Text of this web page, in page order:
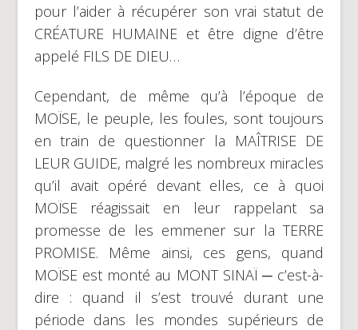
pour l’aider à récupérer son vrai statut de
CRÉATURE HUMAINE et être digne d’être
appelé FILS DE DIEU…
Cependant, de même qu’à l’époque de
MOÏSE, le peuple, les foules, sont toujours
en train de questionner la MAÎTRISE DE
LEUR GUIDE, malgré les nombreux miracles
qu’il avait opéré devant elles, ce à quoi
MOÏSE réagissait en leur rappelant sa
promesse de les emmener sur la TERRE
PROMISE. Même ainsi, ces gens, quand
MOÏSE est monté au MONT SINAÏ ─ c’est-à-
dire : quand il s’est trouvé durant une
période dans les mondes supérieurs de